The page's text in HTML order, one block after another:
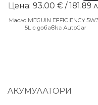
Цена: 93.00 € / 181.89
Масло MEGUIN EFFICIENCY
5L с добавка AutoGar
АКУМУЛАТОРИ